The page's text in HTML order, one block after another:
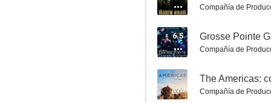
8.7
Compañía de
6.5 Grosse Pointe
Compañía de
-- The Americas:
Compañía de